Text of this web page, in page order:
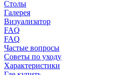
Столы
Галерея
Визуализатор
FAQ
FAQ
Частые вопросы
Советы по уходу
Характеристики